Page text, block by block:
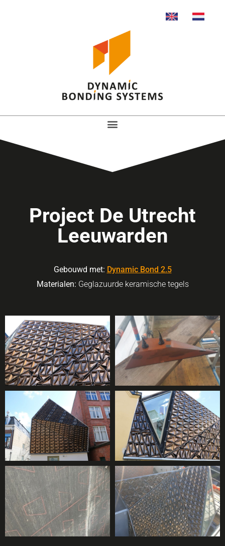
Project De Utrecht
Leeuwarden
Gebouwd met: Dynamic Bond 2.5
Materialen: Geglazuurde keramische tegels